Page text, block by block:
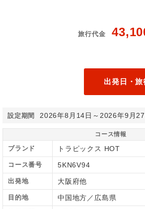
旅行代金
出発日・
設定期間 2026年8月14日～2026年9月27
コース情報
ブランド トラピックス HOT
コース番号 5KN6V94
出発地 大阪府他
目的地 中国地方／広島県